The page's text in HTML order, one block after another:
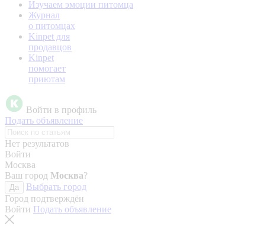
Изучаем эмоции питомца
Журнал
о питомцах
Kinpet для
продавцов
Kinpet
помогает
приютам
Войти в профиль
Подать объявление
Нет результатов
Войти
Москва
Ваш город Москва?
Да
Выбрать город
Город подтверждён
Войти Подать объявление